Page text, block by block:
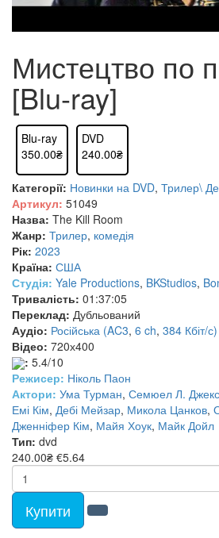
Мистецтво по
[Blu-ray]
Blu-ray
350.00₴
DVD
240.00₴
Категорії: Новинки на DVD, Трилер\
Артикул: 51049
Назва: The Kill Room
Жанр: Трилер, комедія
Рік: 2023
Країна: США
Студія: Yale Productions, BKStudios,
Тривалість: 01:37:05
Переклад: Дубльований
Аудіо: Російська (AC3, 6 ch, 384 Кбіт/с)
Відео: 720х400
: 5.4/10
Режисер: Ніколь Паон
Актори: Ума Турман, Семюел Л.
Емі Кім, Дебі Мейзар, Микола Цанков,
Дженніфер Кім, Майя Хоук, Майк Дойл
Тип: dvd
240.00₴ €5.64
Купити